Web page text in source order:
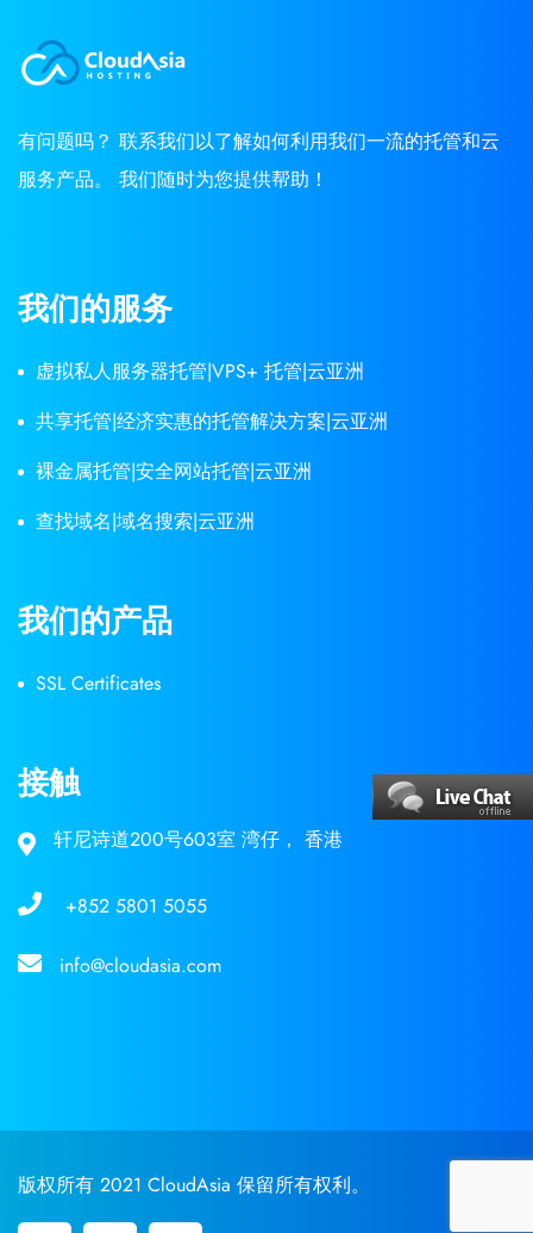
有问题吗？ 联系我们以了解如何利用我们一流的托管和云
服务产品。 我们随时为您提供帮助！
我们的服务
虚拟私人服务器托管|VPS+ 托管|云亚洲
共享托管|经济实惠的托管解决方案|云亚洲
裸金属托管|安全网站托管|云亚洲
查找域名|域名搜索|云亚洲
我们的产品
SSL Certificates
接触
轩尼诗道200号603室 湾仔， 香港
+852 5801 5055
info@cloudasia.com
版权所有 2021 CloudAsia 保留所有权利。